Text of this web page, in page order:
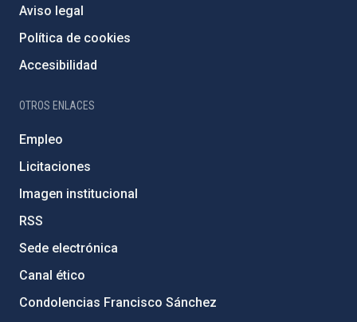
Aviso legal
Política de cookies
Accesibilidad
OTROS ENLACES
Empleo
Licitaciones
Imagen institucional
RSS
Sede electrónica
Canal ético
Condolencias Francisco Sánchez